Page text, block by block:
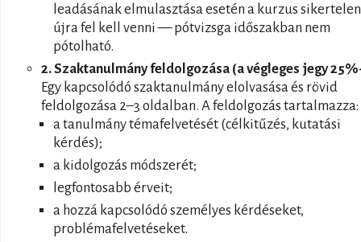
leadásának elmulasztása esetén a kurzus
újra fel kell venni — pótvizsga időszakban nem
pótolható.
2. Szaktanulmány feldolgozása (a végleges jegy
Egy kapcsolódó szaktanulmány elolvasása és rövid
feldolgozása 2–3 oldalban. A feldolgozás tartalmazza:
a tanulmány témafelvetését (célkitűzés, kutatási
kérdés);
a kidolgozás módszerét;
legfontosabb érveit;
a hozzá kapcsolódó személyes kérdéseket,
problémafelvetéseket.